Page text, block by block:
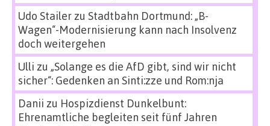
Udo Stailerzu Stadtbahn Dortmund: „B-
Wagen“-Modernisierung kann nach Insolvenz
doch weitergehen
Ulli zu „Solange es die AfD gibt, sind wir nicht
sicher“: Gedenken an Sinti:zze und Rom:nja
Danii zu Hospizdienst Dunkelbunt:
Ehrenamtliche begleiten seit fünf Jahren